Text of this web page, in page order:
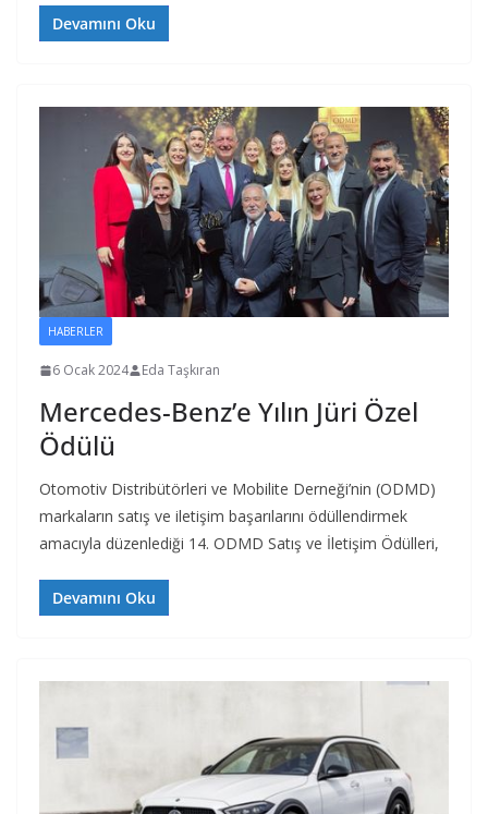
Devamını Oku
HABERLER
6 Ocak 2024 Eda Taşkıran
Mercedes-Benz’e Yılın Jüri Özel
Ödülü
Otomotiv Distribütörleri ve Mobilite Derneği’nin (ODMD)
markaların satış ve iletişim başarılarını ödüllendirmek
amacıyla düzenlediği 14. ODMD Satış ve İletişim Ödülleri,
Devamını Oku